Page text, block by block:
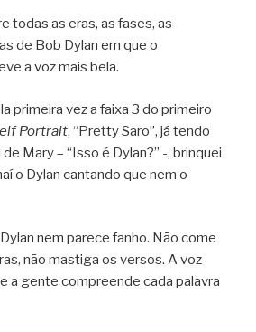
todas as eras, as fases, as
de Bob Dylan em que o
a voz mais bela.
primeira vez a faixa 3 do primeiro
Portrait, “Pretty Saro”, já tendo
Mary – “Isso é Dylan?” -, brinquei
o Dylan cantando que nem o
nem parece fanho. Não come
não mastiga os versos. A voz
a gente compreende cada palavra